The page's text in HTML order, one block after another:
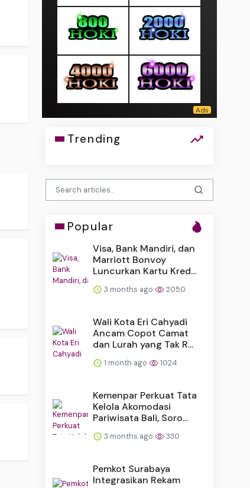
Trending
Popular
Visa, Bank Mandiri, dan
Marriott Bonvoy
Luncurkan Kartu Kred...
3 months ago 2050
Wali Kota Eri Cahyadi
Ancam Copot Camat
dan Lurah yang Tak R...
1 month ago 1024
Kemenpar Perkuat Tata
Kelola Akomodasi
Pariwisata Bali, Soro...
3 months ago 330
Pemkot Surabaya
Integrasikan Rekam